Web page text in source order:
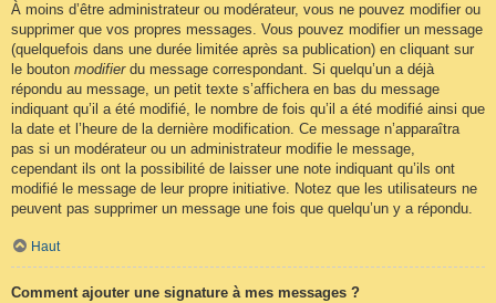
À moins d’être administrateur ou modérateur, vous ne pouvez modifier ou
supprimer que vos propres messages. Vous pouvez modifier un message
(quelquefois dans une durée limitée après sa publication) en cliquant sur
le bouton modifierdu message correspondant. Si quelqu’un a déjà
répondu au message, un petit texte s’affichera en bas du message
indiquant qu’il a été modifié, le nombre de fois qu’il a été modifié ainsi que
la date et l’heure de la dernière modification. Ce message n’apparaîtra
pas si un modérateur ou un administrateur modifie le message,
cependant ils ont la possibilité de laisser une note indiquant qu’ils ont
modifié le message de leur propre initiative. Notez que les utilisateurs ne
peuvent pas supprimer un message une fois que quelqu’un y a répondu.
Haut
Comment ajouter une signature à mes messages ?